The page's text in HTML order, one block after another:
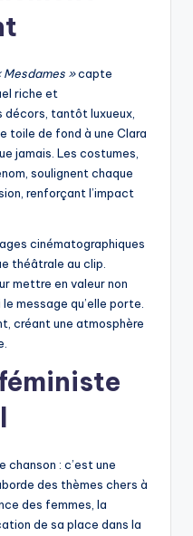
Mesdames »capte
riche et
tantôt luxueux,
toile de fond à une Clara
jamais. Les costumes,
soulignent chaque
renforçant l’impact
cinématographiques
théâtrale au clip.
mettre en valeur non
message qu’elle porte.
créant une atmosphère
chanson : c’est une
des thèmes chers à
des femmes, la
de sa place dans la